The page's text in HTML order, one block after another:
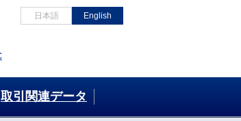
日本語 English
取引関連データ